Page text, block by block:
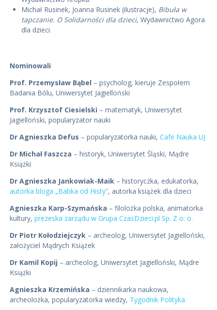
Michał Rusinek, Joanna Rusinek (ilustracje), Bibuła w
tapczanie. O Solidarności dla dzieci, Wydawnictwo Agora
dla dzieci.
Nominowali
Prof. Przemysław Bąbel – psycholog, kieruje Zespołem
Badania Bólu, Uniwersytet Jagielloński
Prof. Krzysztof Ciesielski – matematyk, Uniwersytet
Jagielloński, popularyzator nauki
Dr Agnieszka Defus – popularyzatorka nauki, Cafe Nauka UJ
Dr Michał Faszcza – historyk, Uniwersytet Śląski, Mądre
Książki
Dr Agnieszka Jankowiak-Maik – historyczka, edukatorka,
autorka bloga „Babka od Histy”, autorka książek dla dzieci
Agnieszka Karp-Szymańska – filolożka polska, animatorka
kultury, prezeska zarządu w Grupa CzasDzieci.pl Sp. Z o. o.
Dr Piotr Kołodziejczyk – archeolog, Uniwersytet Jagielloński,
założyciel Mądrych Książek
Dr Kamil Kopij – archeolog, Uniwersytet Jagielloński, Mądre
Książki
Agnieszka Krzemińska – dziennikarka naukowa,
archeolożka, popularyzatorka wiedzy, Tygodnik Polityka